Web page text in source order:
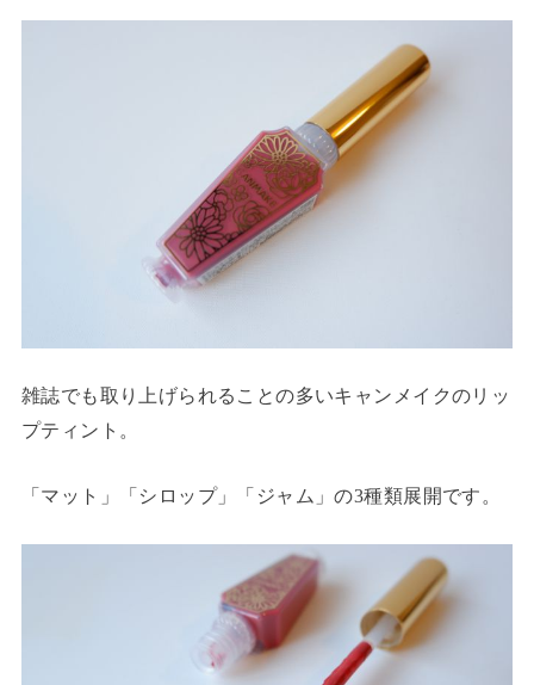
雑誌でも取り上げられることの多いキャンメイクのリッ
プティント。
「マット」「シロップ」「ジャム」の3種類展開です。